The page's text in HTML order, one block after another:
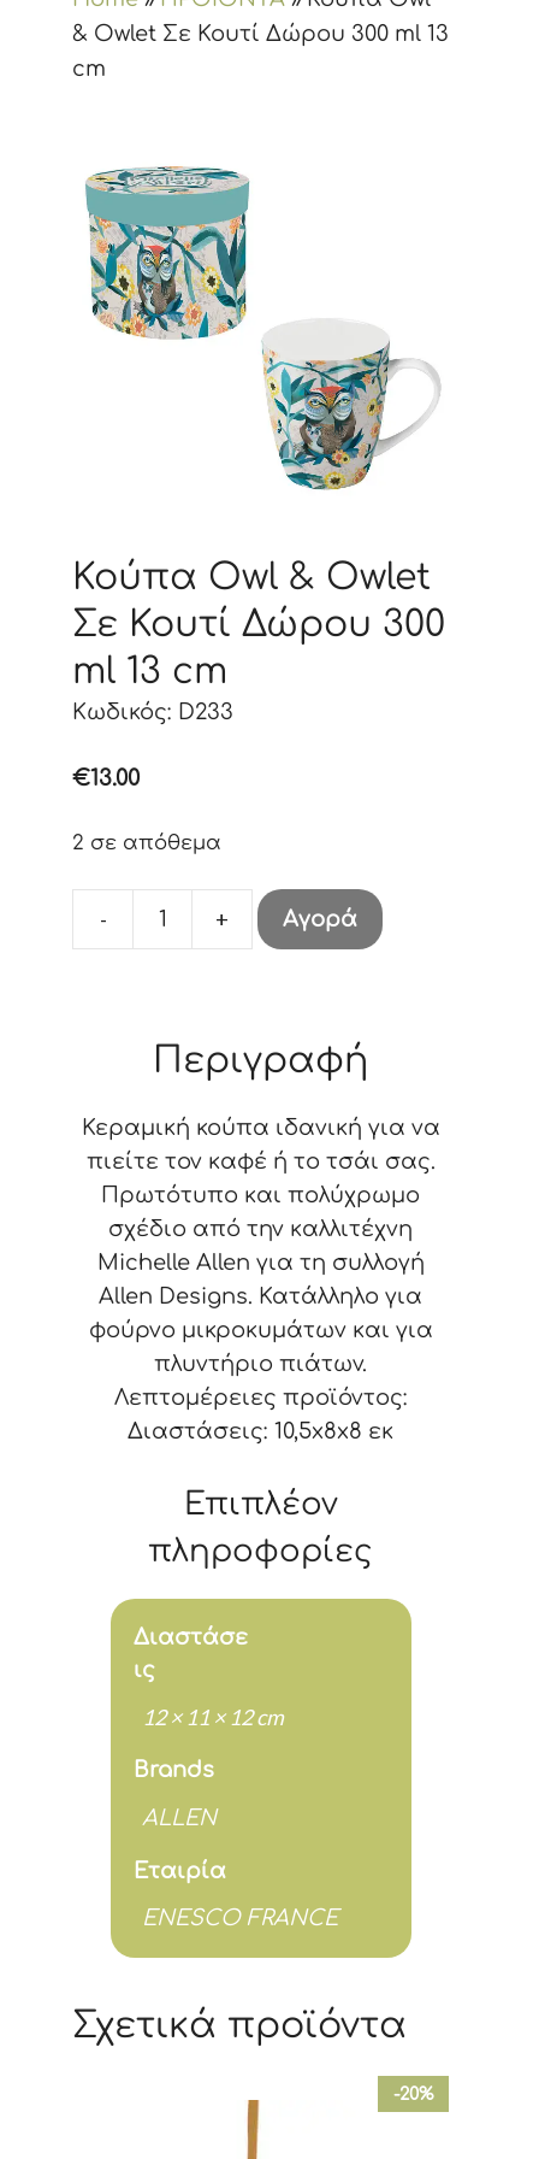
& Owlet Σε Κουτί Δώρου 300 ml 13
cm
Κούπα Owl & Owlet
Σε Κουτί Δώρου 300
ml 13 cm
Κωδικός: D233
€13.00
2 σε απόθεμα
-
Κούπα
Σε
Δώρου
300
ml
13
cm
ποσότητα
+ Αγορά
Περιγραφή
Κεραμική κούπα ιδανική για να
πιείτε τον καφέ ή το τσάι σας.
Πρωτότυπο και πολύχρωμο
σχέδιο από την καλλιτέχνη
Michelle Allen για τη συλλογή
Allen Designs. Κατάλληλο για
φούρνο μικροκυμάτων και για
πλυντήριο πιάτων.
Λεπτομέρειες προϊόντος:
Διαστάσεις: 10,5x8x8 εκ
Επιπλέον
πληροφορίες
Διαστάσε
ις
12 × 11 × 12 cm
Brands
ALLEN
Εταιρία
ENESCO FRANCE
Σχετικά προϊόντα
-20%